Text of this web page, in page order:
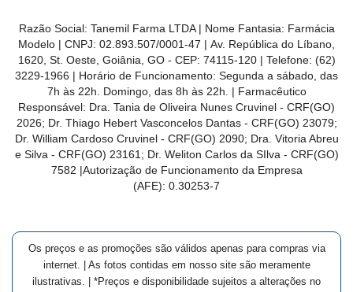
Razão Social: Tanemil Farma LTDA | Nome Fantasia: Farmácia
Modelo | CNPJ: 02.893.507/0001-47 | Av. República do Líbano,
1620, St. Oeste, Goiânia, GO - CEP: 74115-120 | Telefone: (62)
3229-1966 | Horário de Funcionamento: Segunda a sábado, das
7h às 22h. Domingo, das 8h às 22h. | Farmacêutico
Responsável: Dra. Tania de Oliveira Nunes Cruvinel - CRF(GO)
2026; Dr. Thiago Hebert Vasconcelos Dantas - CRF(GO) 23079;
Dr. William Cardoso Cruvinel - CRF(GO) 2090; Dra. Vitoria Abreu
e Silva - CRF(GO) 23161; Dr. Weliton Carlos da SIlva - CRF(GO)
7582 |Autorização de Funcionamento da Empresa
(AFE): 0.30253-7
Os preços e as promoções são válidos apenas para compras via
internet. | As fotos contidas em nosso site são meramente
ilustrativas. | *Preços e disponibilidade sujeitos a alterações no